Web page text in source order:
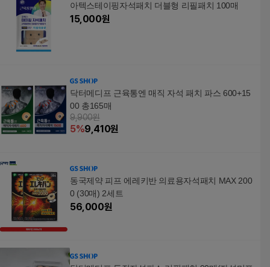
아텍스테이핑자석패치 더블형 리필패치 100매
15,000원
닥터메디프 근육통엔 매직 자석 패치 파스 600+15
00 총165매
9,900원
5%9,410원
동국제약 피프 에레키반 의료용자석패치 MAX 200
0 (30매) 2세트
56,000원